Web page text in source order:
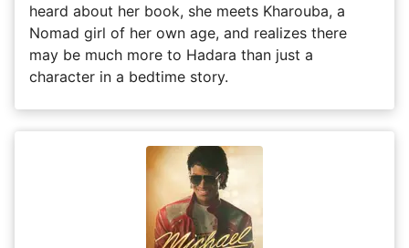
heard about her book, she meets Kharouba, a
Nomad girl of her own age, and realizes there
may be much more to Hadara than just a
character in a bedtime story.